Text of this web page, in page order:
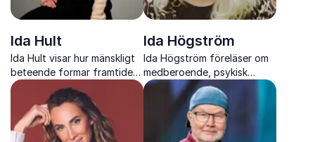
Ida Hult
Ida Hult visar hur mänskligt
beteende formar framtiden
och hur du gör insikter till
strategi som faktiskt
fungerar
Ida Högström
Ida Högström föreläser om
medberoende, psykisk
ohälsa och vägen till läkning
med insikt, värme och
konkreta verktyg